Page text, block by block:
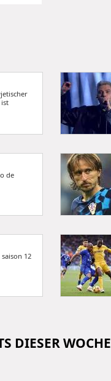
ist
de
12
DIESER WOCHE